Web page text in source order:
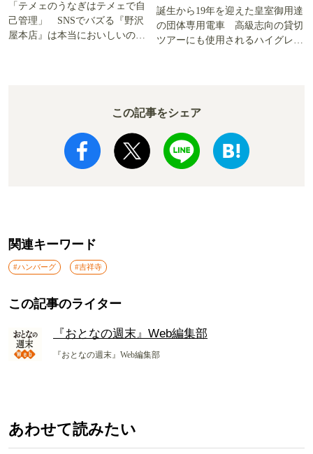
「テメェのうなぎはテメェで自
己管理」 SNSでバズる『野沢
屋本店』は本当においしいの
誕生から19年を迎えた皇室御用達
の団体専用電車 高級志向の貸切
ツアーにも使用されるハイグレー
この記事をシェア
関連キーワード
#ハンバーグ #吉祥寺
この記事のライター
『おとなの週末』Web編集部
『おとなの週末』Web編集部
あわせて読みたい